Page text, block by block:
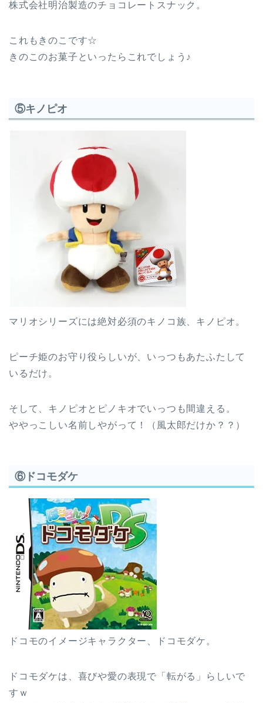
株式会社明治製造のチョコレートスナック。
これもきのこです☆
きのこのお菓子といったらこれでしょう♪
⑤キノピオ
マリオシリーズには絶対必須のキノコ族、キノピオ。
ピーチ姫のお守り役らしいが、いっつもあたふたして
いるだけ。
そして、キノピオとピノキオでいっつも間違える。
ややっこしい名前しやがって！（風太郎だけか？？）
⑥ドコモダケ
ドコモのイメージキャラクター、ドコモダケ。
ドコモダケは、喜びや愛の表現で「転がる」らしいで
すｗ